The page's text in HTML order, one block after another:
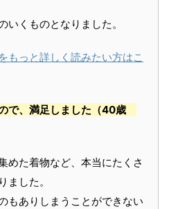
いくものとなりました。
もっと詳しく読みたい方はこ
で、満足しました （40歳
めた着物など、本当にたくさ
ました。
もありしまうことができない